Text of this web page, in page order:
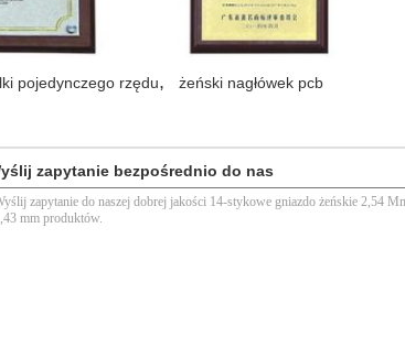
pojedynczego rzędu, żeński nagłówek pcb
zapytanie bezpośrednio do nas